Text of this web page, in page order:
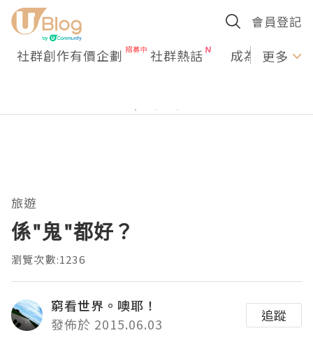
會員登記
社群創作有價企劃 社群熱話 成為U更多
旅遊
係"鬼"都好？
瀏覽次數:1236
窮看世界。噢耶！
發佈於 2015.06.03
追蹤